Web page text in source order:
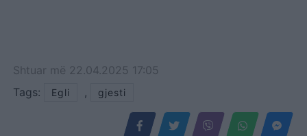
Shtuar më 22.04.2025 17:05
Tags:
Egli , gjesti